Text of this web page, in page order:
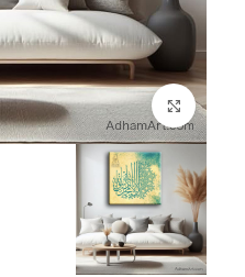
Click to enlarge